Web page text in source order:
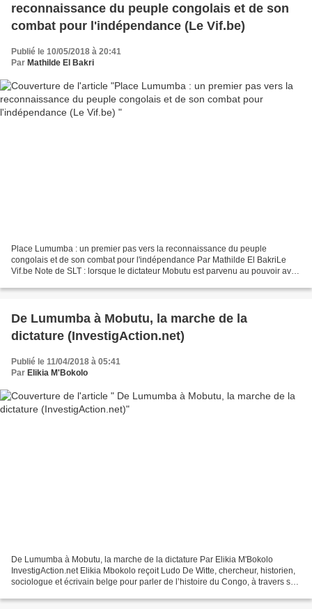
reconnaissance du peuple congolais et de son
combat pour l'indépendance (Le Vif.be)
Publié le 10/05/2018 à 20:41
Par Mathilde El Bakri
Place Lumumba : un premier pas vers la reconnaissance du peuple
congolais et de son combat pour l'indépendance Par Mathilde El BakriLe
Vif.be Note de SLT : lorsque le dictateur Mobutu est parvenu au pouvoir avec
De Lumumba à Mobutu, la marche de la
dictature (InvestigAction.net)
Publié le 11/04/2018 à 05:41
Par Elikia M'Bokolo
De Lumumba à Mobutu, la marche de la dictature Par Elikia M'Bokolo
InvestigAction.net Elikia Mbokolo reçoit Ludo De Witte, chercheur, historien,
sociologue et écrivain belge pour parler de l’histoire du Congo, à travers son